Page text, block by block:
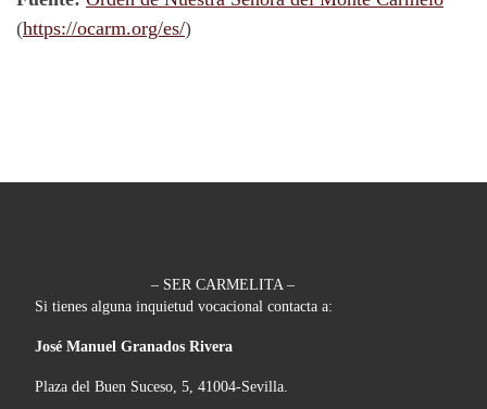
(https://ocarm.org/es/)
– SER CARMELITA –
Si tienes alguna inquietud vocacional contacta a:
José Manuel Granados Rivera
Plaza del Buen Suceso, 5, 41004-Sevilla.